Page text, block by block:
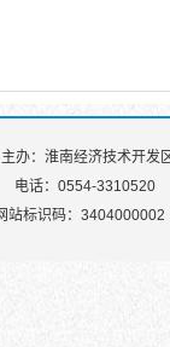
主办：淮南经济技术开发
电话：0554-3310520
站标识码：3404000002